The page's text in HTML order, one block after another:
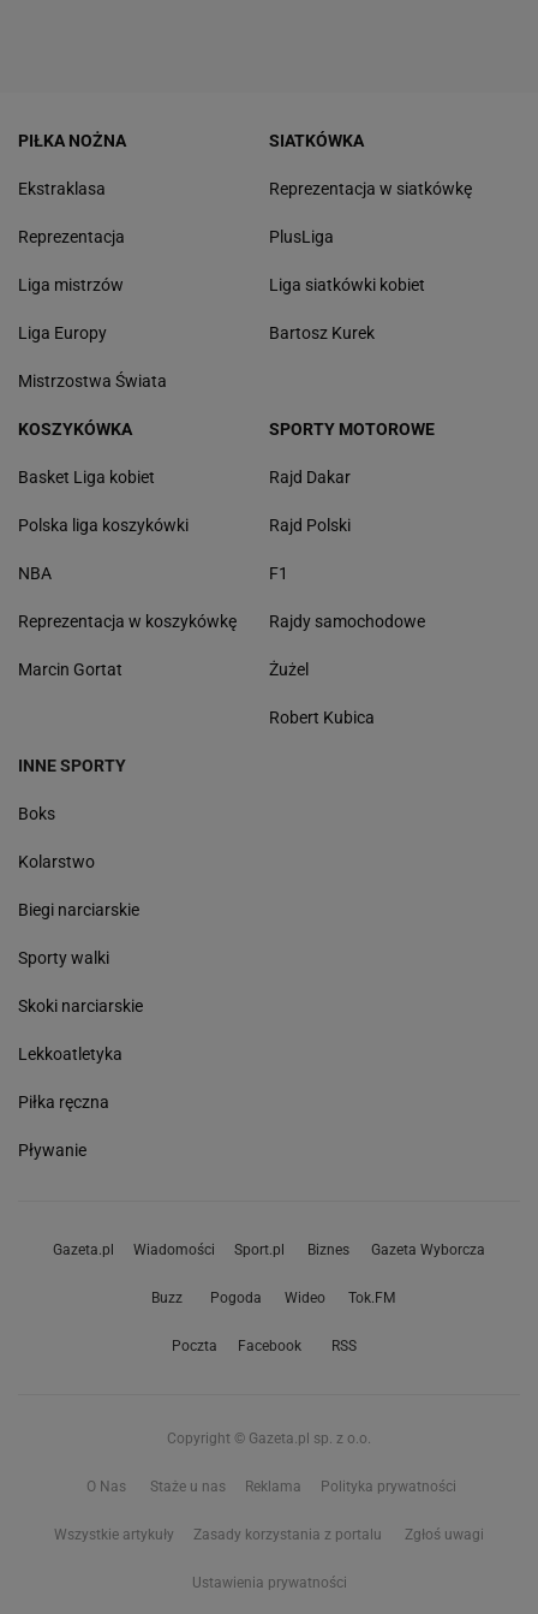
PIŁKA NOŻNA
Ekstraklasa
Reprezentacja
Liga mistrzów
Liga Europy
Mistrzostwa Świata
SIATKÓWKA
Reprezentacja w siatkówkę
PlusLiga
Liga siatkówki kobiet
Bartosz Kurek
KOSZYKÓWKA
Basket Liga kobiet
Polska liga koszykówki
NBA
Reprezentacja w koszykówkę
Marcin Gortat
SPORTY MOTOROWE
Rajd Dakar
Rajd Polski
F1
Rajdy samochodowe
Żużel
Robert Kubica
INNE SPORTY
Boks
Kolarstwo
Biegi narciarskie
Sporty walki
Skoki narciarskie
Lekkoatletyka
Piłka ręczna
Pływanie
Gazeta.pl Wiadomości Sport.pl Biznes Gazeta Wyborcza
Buzz Pogoda Wideo Tok.FM
Poczta Facebook RSS
Copyright © Gazeta.pl sp. z o.o.
O Nas Staże u nas Reklama Polityka prywatności
Wszystkie artykuły Zasady korzystania z portalu Zgłoś uwagi
Ustawienia prywatności